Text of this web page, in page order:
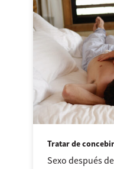
Tratar de
Sexo después